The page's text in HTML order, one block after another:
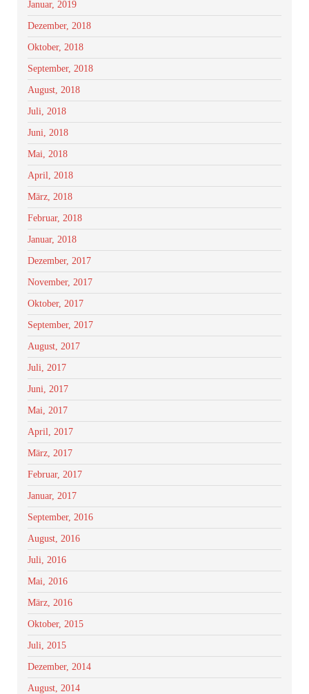
Januar, 2019
Dezember, 2018
Oktober, 2018
September, 2018
August, 2018
Juli, 2018
Juni, 2018
Mai, 2018
April, 2018
März, 2018
Februar, 2018
Januar, 2018
Dezember, 2017
November, 2017
Oktober, 2017
September, 2017
August, 2017
Juli, 2017
Juni, 2017
Mai, 2017
April, 2017
März, 2017
Februar, 2017
Januar, 2017
September, 2016
August, 2016
Juli, 2016
Mai, 2016
März, 2016
Oktober, 2015
Juli, 2015
Dezember, 2014
August, 2014